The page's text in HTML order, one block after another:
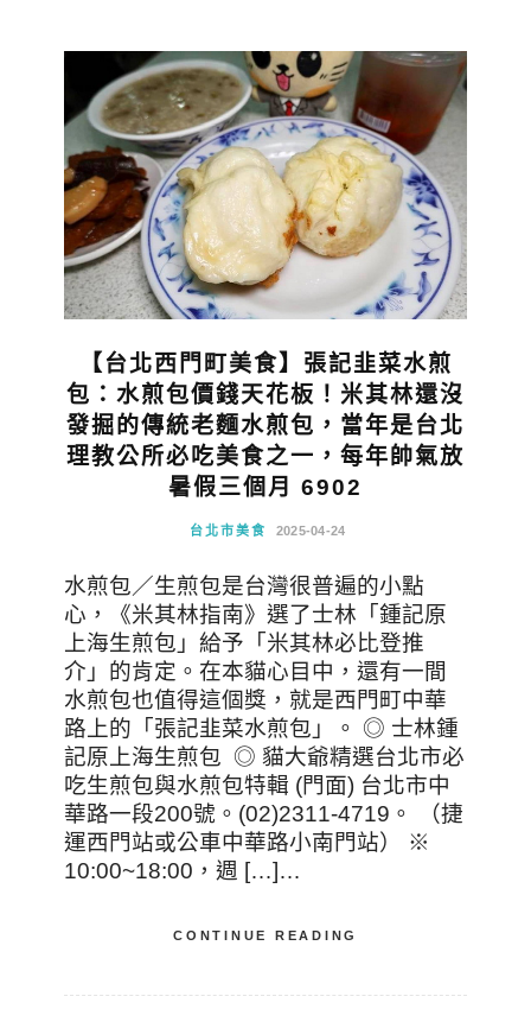
【台北西門町美食】張記韭菜水煎
包：水煎包價錢天花板！米其林還沒
發掘的傳統老麵水煎包，當年是台北
理教公所必吃美食之一，每年帥氣放
暑假三個月 6902
台北市美食 2025-04-24
水煎包／生煎包是台灣很普遍的小點
心，《米其林指南》選了士林「鍾記原
上海生煎包」給予「米其林必比登推
介」的肯定。在本貓心目中，還有一間
水煎包也值得這個獎，就是西門町中華
路上的「張記韭菜水煎包」。 ◎ 士林鍾
記原上海生煎包 ◎ 貓大爺精選台北市必
吃生煎包與水煎包特輯 (門面) 台北市中
華路一段200號。(02)2311-4719。 （捷
運西門站或公車中華路小南門站） ※
10:00~18:00，週 […]…
CONTINUE READING